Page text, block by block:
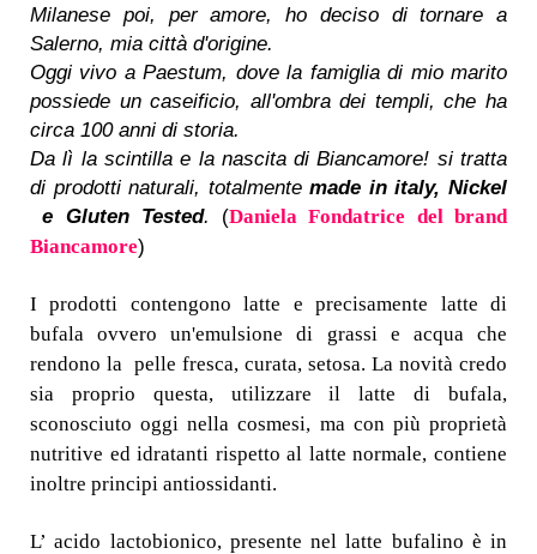
Milanese poi, per amore, ho deciso di tornare a
Salerno, mia città d'origine.
Oggi vivo a Paestum, dove la famiglia di mio marito
possiede un caseificio, all'ombra dei templi, che ha
circa 100 anni di storia.
Da lì la scintilla e la nascita di Biancamore! si tratta
di prodotti naturali, totalmentemade in italy, Nickel
e Gluten Tested. (Daniela Fondatrice del brand
Biancamore)
I prodotti contengono latte e precisamente latte di
bufala ovvero un'emulsione di grassi e acqua che
rendono la pelle fresca, curata, setosa. La novità credo
sia proprio questa, utilizzare il latte di bufala,
sconosciuto oggi nella cosmesi, ma con più proprietà
nutritive ed idratanti rispetto al latte normale, contiene
inoltre principi antiossidanti.
L’ acido lactobionico, presente nel latte bufalino è in